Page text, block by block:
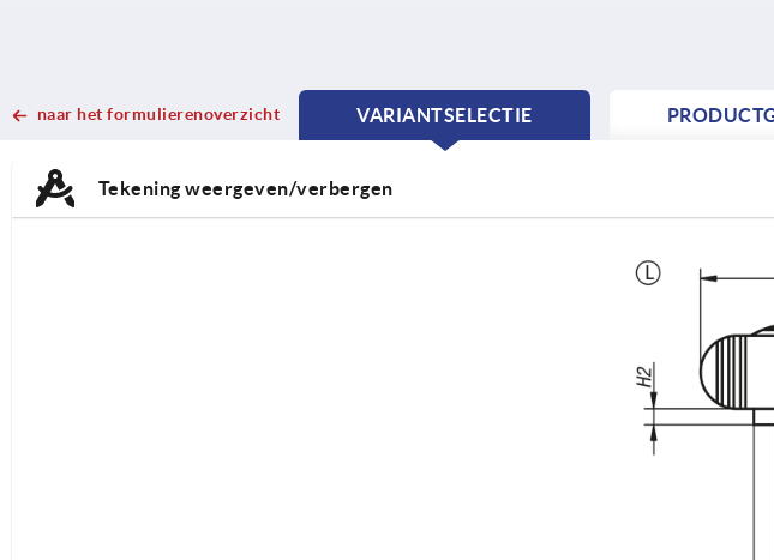
naar het formulierenoverzicht
VARIANTSELECTIE
CURRENT
CURRENT
Tekening weergeven/verbergen